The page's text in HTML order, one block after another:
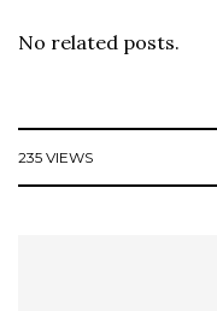
No related posts.
235 VIEWS